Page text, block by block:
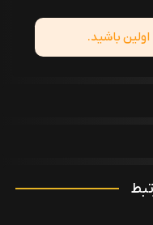
باشید.